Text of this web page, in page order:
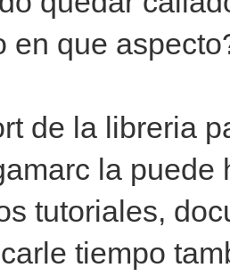
en que
de la libreria
la puede
tutoriales,
tiempo